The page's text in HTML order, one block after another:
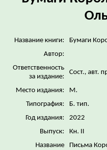
Название книги:
Бумаги
Автор:
Ответственность
за издание:
Сост., авт.
Место издания:
М.
Типография:
Б. тип.
Год издания:
2022
Выпуск:
Кн. II
Название
Письма